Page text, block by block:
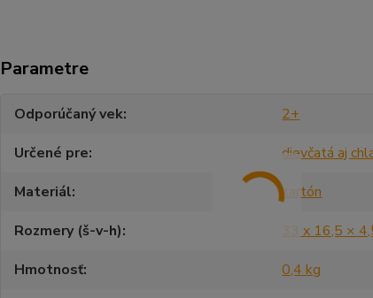
Parametre
Odporúčaný vek
2+
Určené pre
dievčatá aj
Materiál
kartón
Rozmery (š-v-h)
33 x 16,5 ×
Hmotnosť
0,4 kg